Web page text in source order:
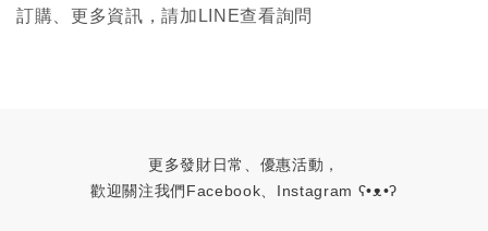
訂購、更多資訊，請加LINE查看詢問
更多發財日常、優惠活動，
歡迎關注我們Facebook、Instagram ʕ•ᴥ•ʔ